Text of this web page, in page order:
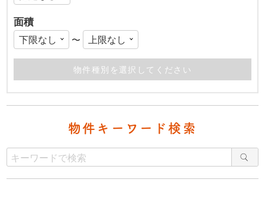
面積
〜
物件キーワード検索